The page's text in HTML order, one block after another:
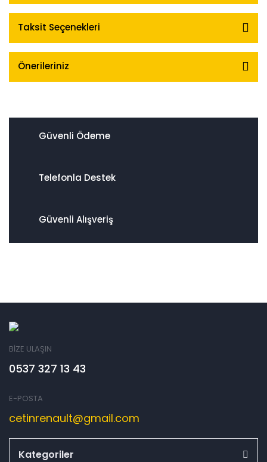
Taksit Seçenekleri
Önerileriniz
Güvenli Ödeme
Telefonla Destek
Güvenli Alışveriş
BİZE ULAŞIN
0537 327 13 43
E-POSTA
cetinrenault@gmail.com
Kategoriler